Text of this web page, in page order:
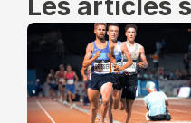
Les articles